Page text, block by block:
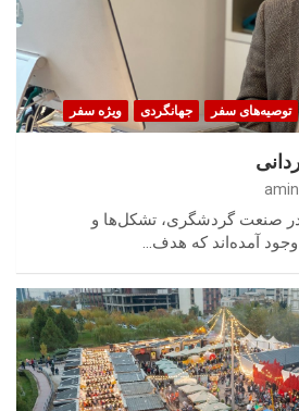
توصیه‌های سفر جهانگردی ویژه سفر
صنعت گردشگری، تشکل‌ها و
آمده‌اند که هدف…